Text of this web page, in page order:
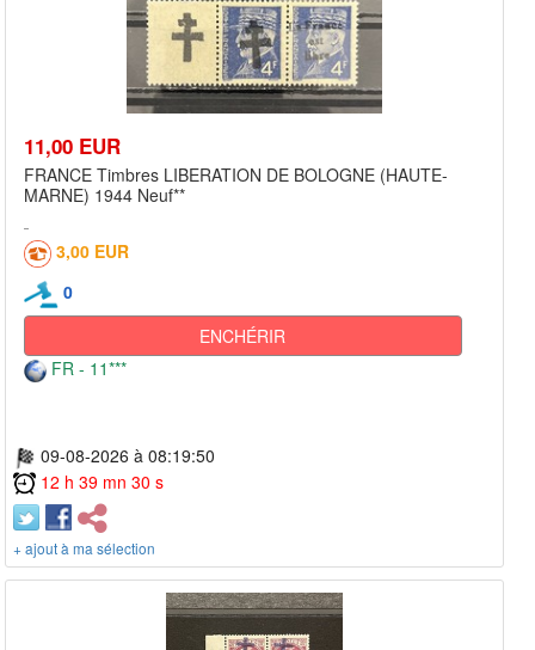
11,00 EUR
FRANCE Timbres LIBERATION DE BOLOGNE (HAUTE-
MARNE) 1944 Neuf**
3,00 EUR
0
ENCHÉRIR
FR - 11***
09-08-2026 à 08:19:50
12 h 39 mn 30 s
+ ajout à ma sélection